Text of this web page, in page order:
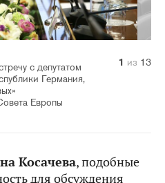
с депутатом
Германия,
Европы
1 из 13
2 из 13
3 из 13
4 из 13
5 из 13
6 из 13
7 из 13
8 из 13
9 из 13
10 из 13
11 из 13
12 из 13
13 из 13
Косачева, подобные
для обсуждения